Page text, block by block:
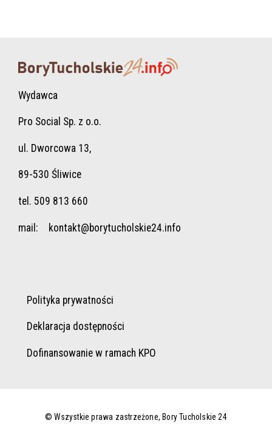
Wydawca
Pro Social Sp. z o.o.
ul. Dworcowa 13,
89-530 Śliwice
tel. 509 813 660
mail: kontakt@borytucholskie24.info
Polityka prywatności
Deklaracja dostępności
Dofinansowanie w ramach KPO
© Wszystkie prawa zastrzeżone, Bory Tucholskie 24